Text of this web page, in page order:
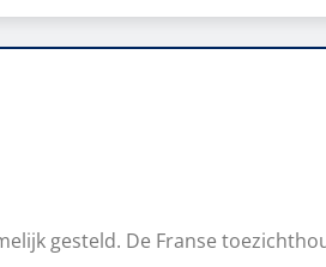
gesteld. De Franse